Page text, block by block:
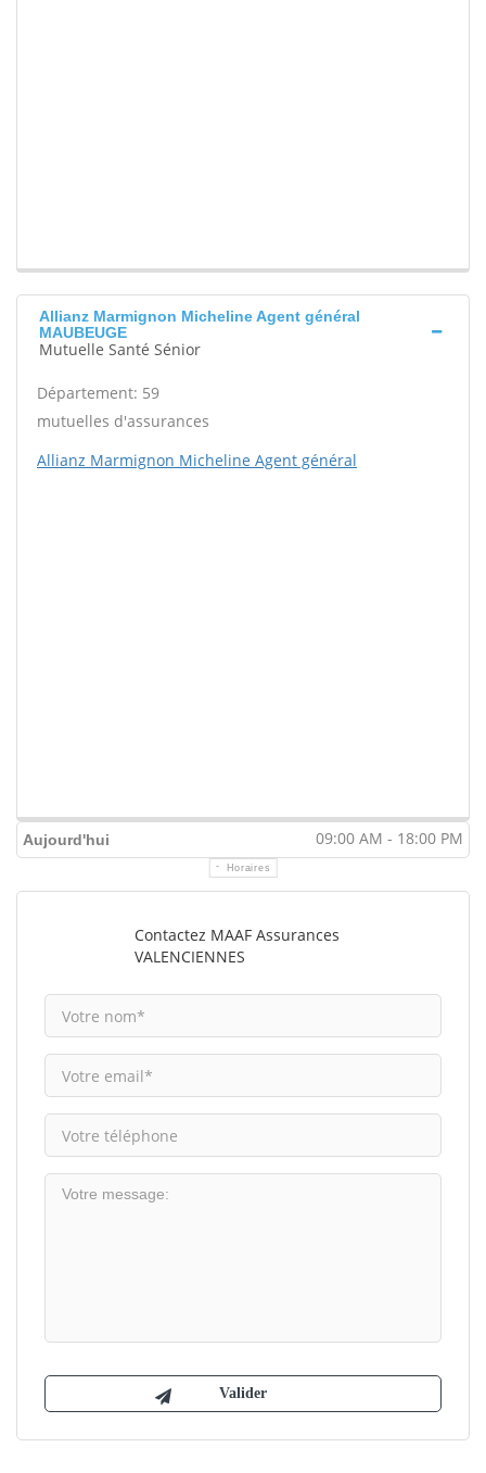
Allianz Marmignon Micheline Agent général
MAUBEUGE
Mutuelle Santé Sénior
Département: 59
mutuelles d'assurances
Allianz Marmignon Micheline Agent général
Aujourd'hui 09:00 AM - 18:00 PM
Horaires
Contactez MAAF Assurances
VALENCIENNES